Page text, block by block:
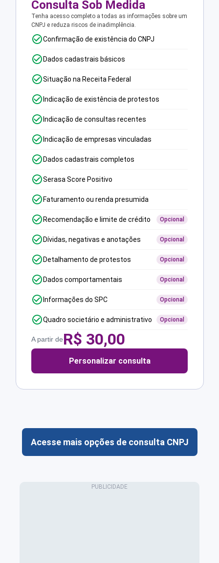
Consulta Sob Medida
Tenha acesso completo a todas as informações sobre um
CNPJ e reduza riscos de inadimplência.
Confirmação de existência do CNPJ
Dados cadastrais básicos
Situação na Receita Federal
Indicação de existência de protestos
Indicação de consultas recentes
Indicação de empresas vinculadas
Dados cadastrais completos
Serasa Score Positivo
Faturamento ou renda presumida
Recomendação e limite de crédito Opcional
Dívidas, negativas e anotações Opcional
Detalhamento de protestos Opcional
Dados comportamentais Opcional
Informações do SPC Opcional
Quadro societário e administrativo Opcional
A partir deR$ 30,00
Personalizar consulta
Acesse mais opções de consulta CNPJ